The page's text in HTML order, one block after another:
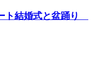
ト結婚式と盆踊り